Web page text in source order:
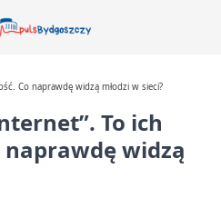
Co naprawdę widzą młodzi w sieci?
To ich
naprawdę widzą